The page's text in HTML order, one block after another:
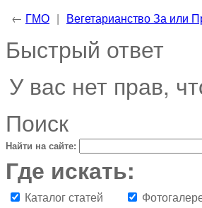
← ГМО | Вегетарианство За или
Быстрый ответ
У вас нет прав,
Поиск
Найти на сайте:
Где искать:
Каталог статей